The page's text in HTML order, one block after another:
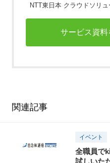
NTT東日本 クラウドソリ
サービス資料
関連記事
イベント
全職員で
試しいただける！